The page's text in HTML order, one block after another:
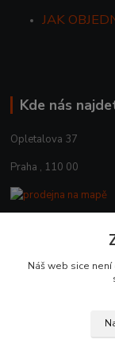
JAK
Kde nás
Opletalova 37
Praha , 110 00
+420 225 375
Náš web sice